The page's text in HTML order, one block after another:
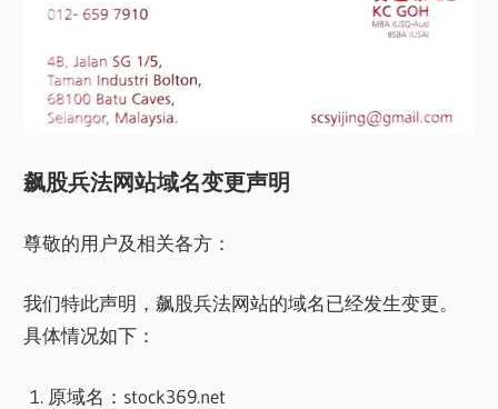
飙股兵法网站域名变更声明
尊敬的用户及相关各方：
我们特此声明，飙股兵法网站的域名已经发生变更。
具体情况如下：
原域名：stock369.net